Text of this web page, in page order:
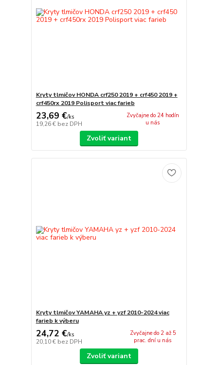
Kryty tlmičov HONDA crf250 2019 + crf450 2019 +
crf450rx 2019 Polisport viac farieb
23,69 €/ks
19,26 € bez DPH
Zvyčajne do 24 hodín
u nás
Zvoliť variant
Kryty tlmičov YAMAHA yz + yzf 2010-2024 viac
farieb k výberu
24,72 €/ks
20,10 € bez DPH
Zvyčajne do 2 až 5
prac. dní u nás
Zvoliť variant